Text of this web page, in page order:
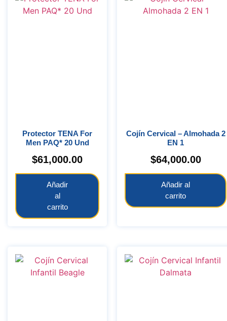
Protector TENA For
Men PAQ* 20 Und
$61,000.00
Añadir
al
carrito
Cojín Cervical – Almohada 2
EN 1
$64,000.00
Añadir al
carrito